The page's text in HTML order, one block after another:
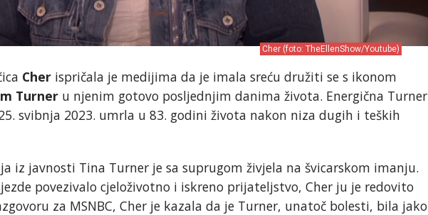
Cher (foto: TheEllenShow/Youtube)
Cher ispričala je medijima da je imala sreću družiti se s ikonom
Turner u njenim gotovo posljednjim danima života. Energična Turner
svibnja 2023. umrla u 83. godini života nakon niza dugih i teških
iz javnosti Tina Turner je sa suprugom živjela na švicarskom imanju.
povezivalo cjeloživotno i iskreno prijateljstvo, Cher ju je redovito
za MSNBC, Cher je kazala da je Turner, unatoč bolesti, bila jako